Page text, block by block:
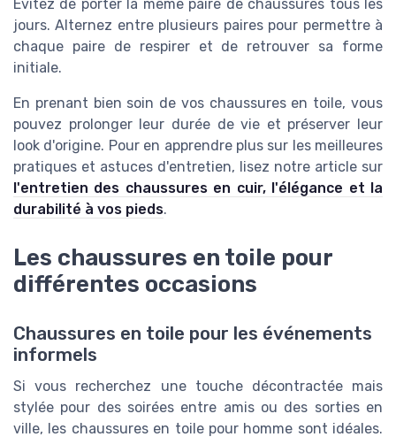
Évitez de porter la même paire de chaussures tous les
jours. Alternez entre plusieurs paires pour permettre à
chaque paire de respirer et de retrouver sa forme
initiale.
En prenant bien soin de vos chaussures en toile, vous
pouvez prolonger leur durée de vie et préserver leur
look d'origine. Pour en apprendre plus sur les meilleures
pratiques et astuces d'entretien, lisez notre article sur
l'entretien des chaussures en cuir, l'élégance et la
durabilité à vos pieds.
Les chaussures en toile pour
différentes occasions
Chaussures en toile pour les événements
informels
Si vous recherchez une touche décontractée mais
stylée pour des soirées entre amis ou des sorties en
ville, les chaussures en toile pour homme sont idéales.